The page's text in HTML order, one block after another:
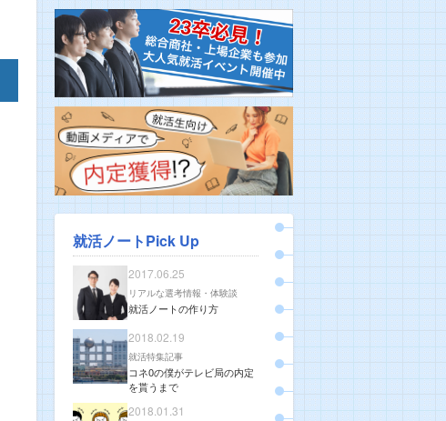
就活ノートPick Up
2017.06.25
リアルな選考情報・体験談
就活ノートの作り方
2018.02.19
就活特集記事
コネ0の僕がテレビ局の内定
を貰うまで
2018.01.31